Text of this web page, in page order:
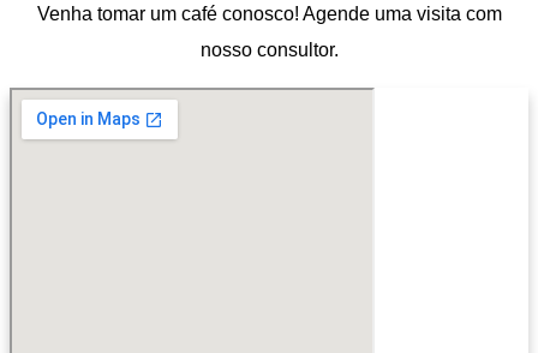
Venha tomar um café conosco! Agende uma visita com
nosso consultor.